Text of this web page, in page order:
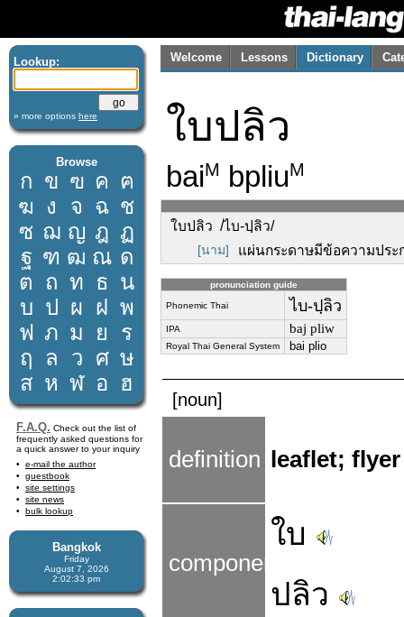
Lookup:
» more options here
Browse
ก ข ฃ ค ฅ
ฆ ง จ ฉ ช
ซ ฌ ญ ฎ ฏ
ฐ ฑ ฒ ณ ด
ต ถ ท ธ น
บ ป ผ ฝ พ
ฟ ภ ม ย
ร
ฤ
ล ว ศ ษ
ส ห ฬ อ ฮ
F.A.Q. Check out the list of
frequently asked questions for
a quick answer to your inquiry
e-mail the author
guestbook
site settings
site news
bulk lookup
Bangkok
Friday
August 7, 2026
2:02:34 pm
Welcome Lessons Dictionary
ใบปลิว
baiM bpliuM
ใบปลิว /ไบ-ปฺลิว/
[นาม] แผ่นกระดาษมีข้อความประ
pronunciation guide
Phonemic Thai ไบ-ปฺลิว
IPA baj pliw
Royal Thai General System bai plio
[noun]
definition leaflet; flyer
components
ใบ
ปลิว